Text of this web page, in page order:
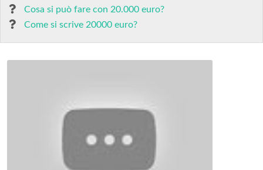
Cosa si può fare con 20.000 euro?
Come si scrive 20000 euro?